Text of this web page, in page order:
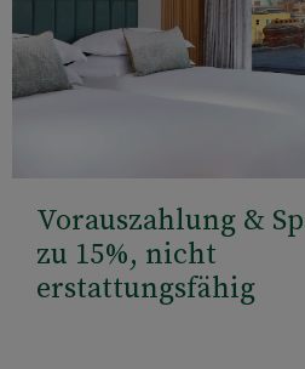
Vorauszahlung &
zu 15%, nicht
erstattungsfähig